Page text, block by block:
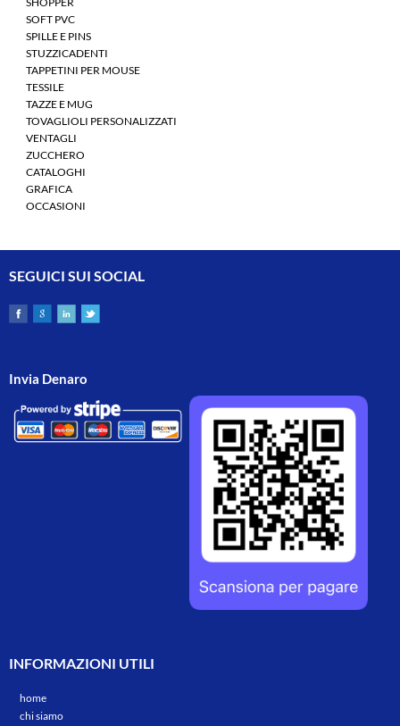
SOFT PVC
SPILLE E PINS
STUZZICADENTI
TAPPETINI PER MOUSE
TESSILE
TAZZE E MUG
TOVAGLIOLI PERSONALIZZATI
VENTAGLI
ZUCCHERO
CATALOGHI
GRAFICA
OCCASIONI
SEGUICI SUI SOCIAL
Invia Denaro
INFORMAZIONI UTILI
home
chi siamo